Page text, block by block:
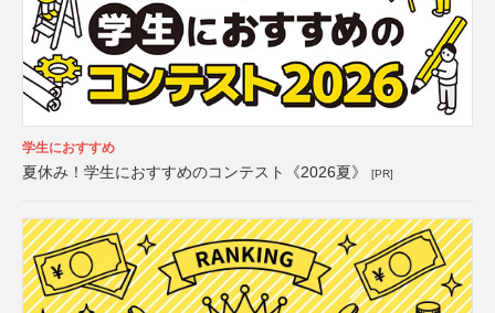
学生におすすめ
夏休み！学生におすすめのコンテスト《2026夏》 [PR]